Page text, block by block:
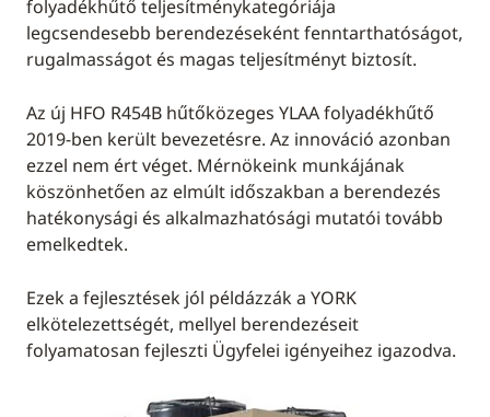
folyadékhűtő teljesítménykategóriája
legcsendesebb berendezéseként fenntarthatóságot,
rugalmasságot és magas teljesítményt biztosít.
Az új HFO R454B hűtőközeges YLAA folyadékhűtő
2019-ben került bevezetésre. Az innováció azonban
ezzel nem ért véget. Mérnökeink munkájának
köszönhetően az elmúlt időszakban a berendezés
hatékonysági és alkalmazhatósági mutatói tovább
emelkedtek.
Ezek a fejlesztések jól példázzák a YORK
elkötelezettségét, mellyel berendezéseit
folyamatosan fejleszti Ügyfelei igényeihez igazodva.